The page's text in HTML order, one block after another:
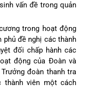
vấn đề trong quản
trong hoạt động
phủ đề nghị các thành
đối chấp hành các
động của Đoàn và
đoàn thanh tra
thành viên một cách